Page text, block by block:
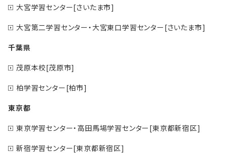
大宮学習センター[さいたま市]
大宮第二学習センター・大宮東口学習センター[さいたま市]
千葉県
茂原本校[茂原市]
柏学習センター[柏市]
東京都
東京学習センター・高田馬場学習センター[東京都新宿区]
新宿学習センター[東京都新宿区]